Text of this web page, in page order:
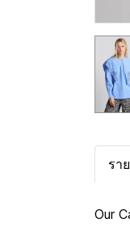
รา
Our